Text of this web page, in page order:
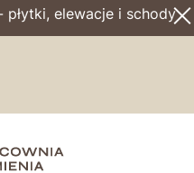
elewacje i schody